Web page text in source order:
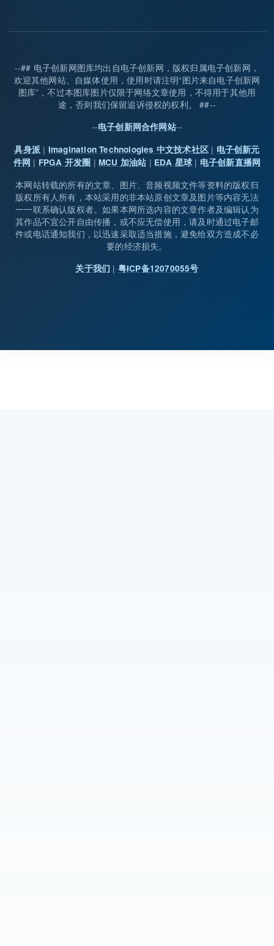
--## 电子创新网图库均出自电子创新网，版权归属电子创新网，
欢迎其他网站、自媒体使用，使用时请注明“图片来自电子创新网
图库”，不过本图库图片仅限于网络文章使用，不得用于其他用
途，否则我们保留追诉侵权的权利。 ##--
--电子创新网合作网站--
具身派 | Imagination Technologies 中文技术社区| 电子创新元
件网 | FPGA 开发圈 | MCU 加油站 | EDA 星球 | 电子创新直播网
本网站转载的所有的文章、图片、音频视频文件等资料的版权归
版权所有人所有，本站采用的非本站原创文章及图片等内容无法
一一联系确认版权者。如果本网所选内容的文章作者及编辑认为
其作品不宜公开自由传播，或不应无偿使用，请及时通过电子邮
件或电话通知我们，以迅速采取适当措施，避免给双方造成不必
要的经济损失。
关于我们 | 粤ICP备12070055号